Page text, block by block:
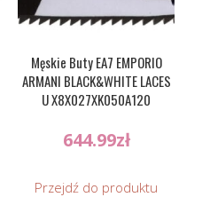
Męskie Buty EA7 EMPORIO
ARMANI BLACK&WHITE LACES
U X8X027XK050A120
644.99zł
Przejdź do produktu